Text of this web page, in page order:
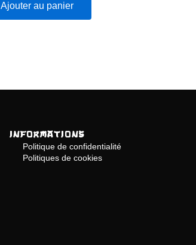
Ajouter au panier
INFORMATIONS
Politique de confidentialité
Politiques de cookies